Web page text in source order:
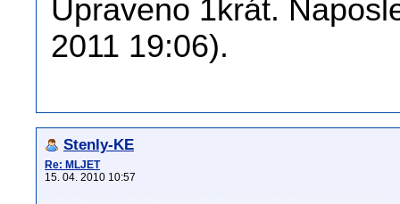
Upraveno 1krát.
2011 19:06).
Stenly-KE
Re: MLJET
15. 04. 2010 10:57